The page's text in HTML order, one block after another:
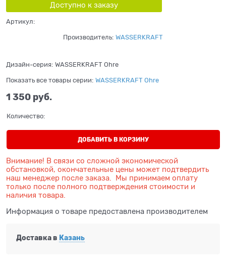
Доступно к заказу
Артикул:
Производитель: WASSERKRAFT
Дизайн-серия: WASSERKRAFT Ohre
Показать все товары серии: WASSERKRAFT Ohre
1 350 руб.
Количество:
ДОБАВИТЬ В КОРЗИНУ
Внимание! В связи со сложной экономической
обстановкой, окончательные цены может подтвердить
наш менеджер после заказа. Мы принимаем оплату
только после полного подтверждения стоимости и
наличия товара.
Информация о товаре предоставлена производителем
Доставка в Казань